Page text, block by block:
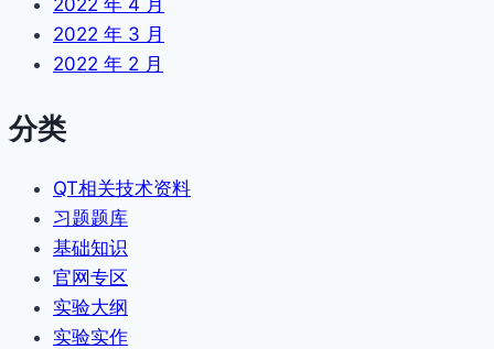
2022 年 3 月
2022 年 2 月
分类
QT相关技术资料
习题题库
基础知识
官网专区
实验大纲
实验实作